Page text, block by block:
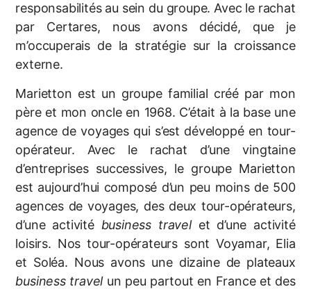
responsabilités au sein du groupe. Avec le rachat
par Certares, nous avons décidé, que je
m’occuperais de la stratégie sur la croissance
externe.
Marietton est un groupe familial créé par mon
père et mon oncle en 1968. C’était à la base une
agence de voyages qui s’est développé en tour-
opérateur. Avec le rachat d’une vingtaine
d’entreprises successives, le groupe Marietton
est aujourd’hui composé d’un peu moins de 500
agences de voyages, des deux tour-opérateurs,
d’une activité business travelet d’une activité
loisirs. Nos tour-opérateurs sont Voyamar, Elia
et Soléa. Nous avons une dizaine de plateaux
business travelun peu partout en France et des